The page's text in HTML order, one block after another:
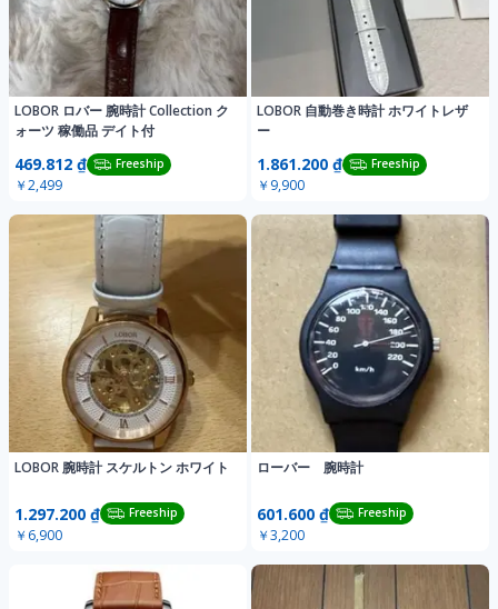
LOBOR ロバー 腕時計 Collection ク
ォーツ 稼働品 デイト付
469.812 ₫ Freeship
￥2,499
LOBOR 自動巻き時計 ホワイトレザ
ー
1.861.200 ₫ Freeship
￥9,900
LOBOR 腕時計 スケルトン ホワイト
1.297.200 ₫ Freeship
￥6,900
ローバー 腕時計
601.600 ₫ Freeship
￥3,200